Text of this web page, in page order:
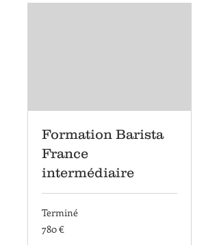
Formation Barista
France
intermédiaire
Terminé
780
euros
780 €